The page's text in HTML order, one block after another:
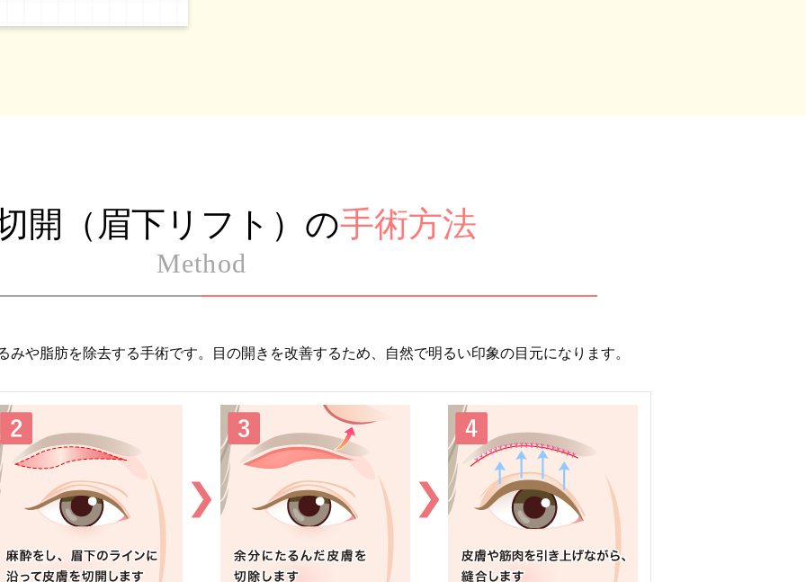
開（眉下リフト）の手術方法
Method
や脂肪を除去する手術です。目の開きを改善するため、自然で明るい印象の目元になります。